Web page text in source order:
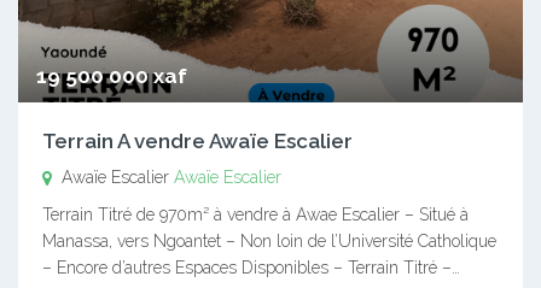
19 500 000 xaf
Terrain A vendre Awaïe Escalier
Awaïe Escalier Awaïe Escalier
Terrain Titré de 970m² à vendre à Awae Escalier – Situé à
Manassa, vers Ngoantet – Non loin de l’Université Catholique
– Encore d’autres Espaces Disponibles – Terrain Titré –…